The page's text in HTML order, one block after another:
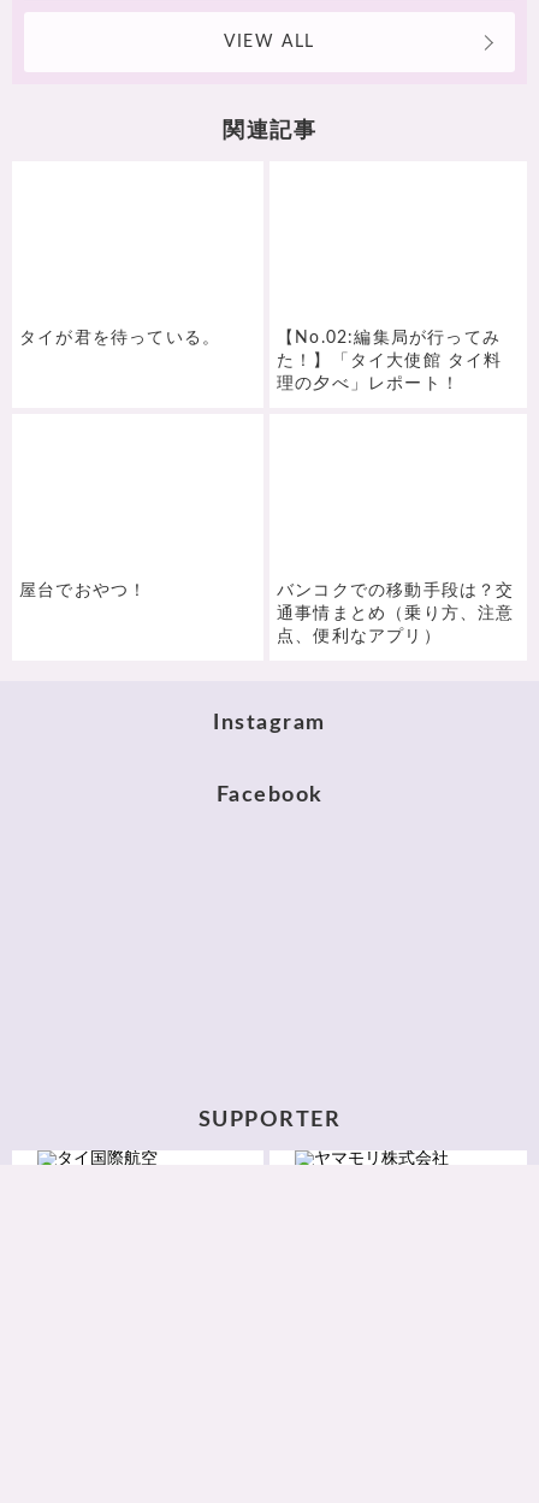
VIEW ALL
関連記事
タイが君を待っている。
【No.02:編集局が行ってみ
た！】「タイ大使館 タイ料
理の夕べ」レポート！
屋台でおやつ！
バンコクでの移動手段は？交
通事情まとめ（乗り方、注意
点、便利なアプリ）
Instagram
Facebook
SUPPORTER